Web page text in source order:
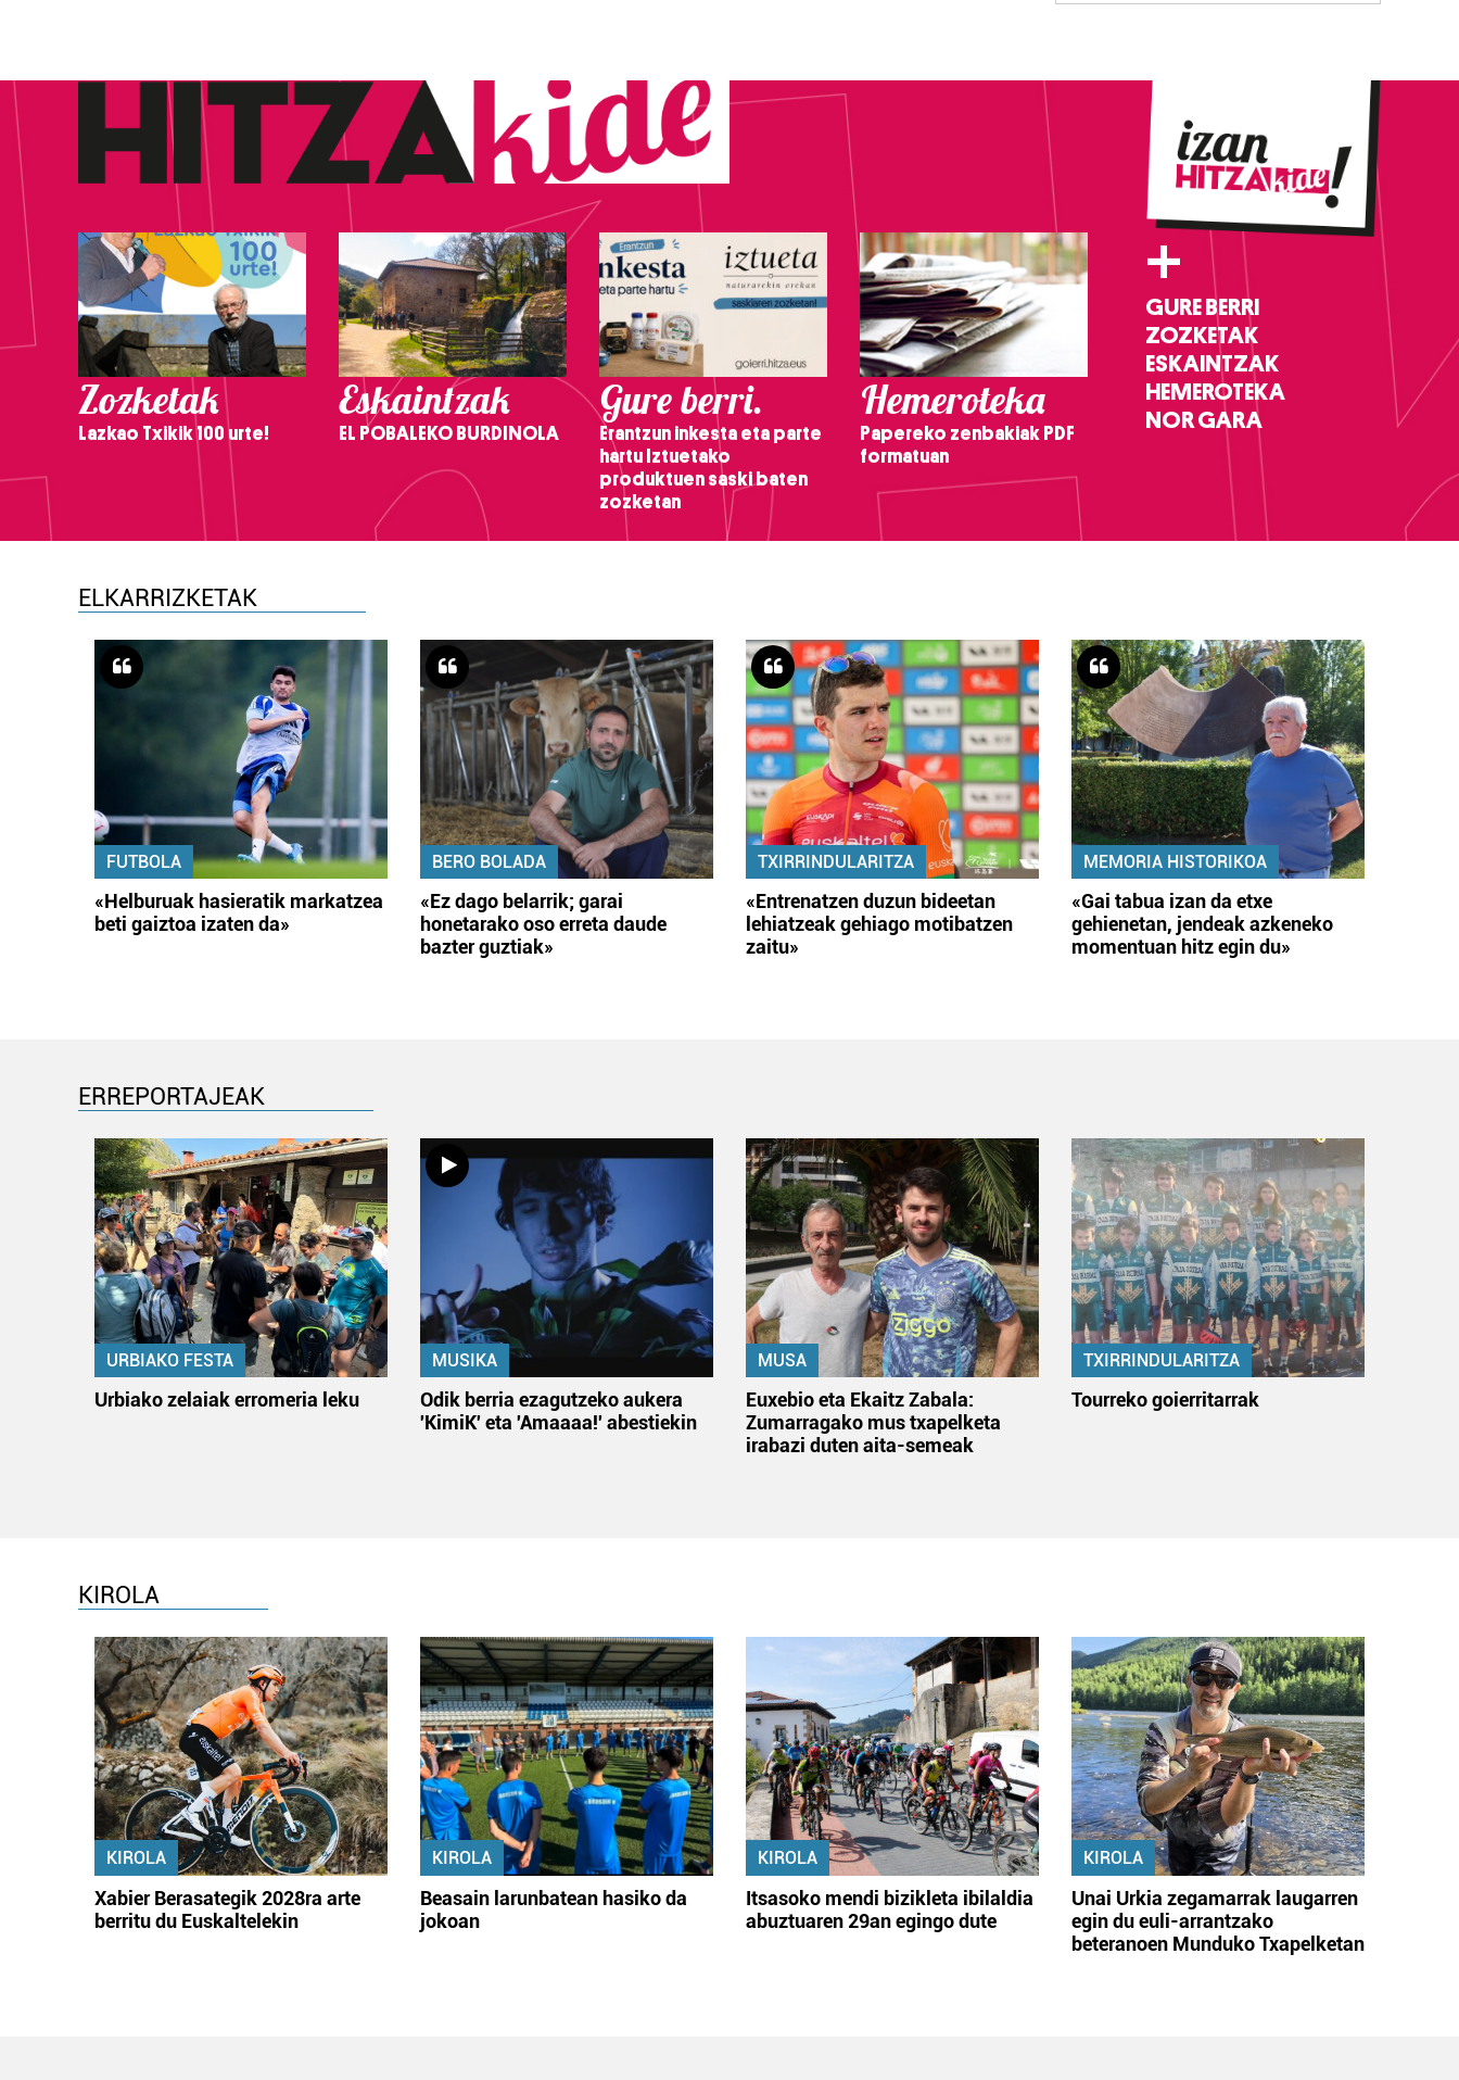
Zozketak
Lazkao Txikik 100 urte!
Eskaintzak
EL POBALEKO BURDINOLA
Gure berri.
Erantzun inkesta eta parte
hartu Iztuetako
produktuen saski baten
zozketan
Hemeroteka
Papereko zenbakiak PDF
formatuan
+
GURE BERRI
ZOZKETAK
ESKAINTZAK
HEMEROTEKA
NOR GARA
ELKARRIZKETAK
FUTBOLA
«Helburuak hasieratik markatzea
beti gaiztoa izaten da»
BERO BOLADA
«Ez dago belarrik; garai
honetarako oso erreta daude
bazter guztiak»
TXIRRINDULARITZA
«Entrenatzen duzun bideetan
lehiatzeak gehiago motibatzen
zaitu»
MEMORIA HISTORIKOA
«Gai tabua izan da etxe
gehienetan, jendeak azkeneko
momentuan hitz egin du»
ERREPORTAJEAK
URBIAKO FESTA
Urbiako zelaiak erromeria leku
MUSIKA
Odik berria ezagutzeko aukera
'KimiK' eta 'Amaaaa!' abestiekin
MUSA
Euxebio eta Ekaitz Zabala:
Zumarragako mus txapelketa
irabazi duten aita-semeak
TXIRRINDULARITZA
Tourreko goierritarrak
KIROLA
KIROLA
Xabier Berasategik 2028ra arte
berritu du Euskaltelekin
KIROLA
Beasain larunbatean hasiko da
jokoan
KIROLA
Itsasoko mendi bizikleta ibilaldia
abuztuaren 29an egingo dute
KIROLA
Unai Urkia zegamarrak laugarren
egin du euli-arrantzako
beteranoen Munduko Txapelketan